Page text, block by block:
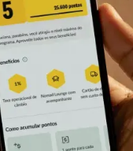
Aeroporto de Guarulhos